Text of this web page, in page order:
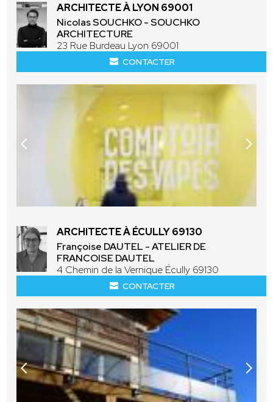
ARCHITECTE À LYON 69001
Nicolas SOUCHKO - SOUCHKO
ARCHITECTURE
23 Rue Burdeau Lyon 69001
CONTACTER
ARCHITECTE À ÉCULLY 69130
Françoise DAUTEL - ATELIER DE
FRANCOISE DAUTEL
4 Chemin de la Vernique Écully 69130
CONTACTER